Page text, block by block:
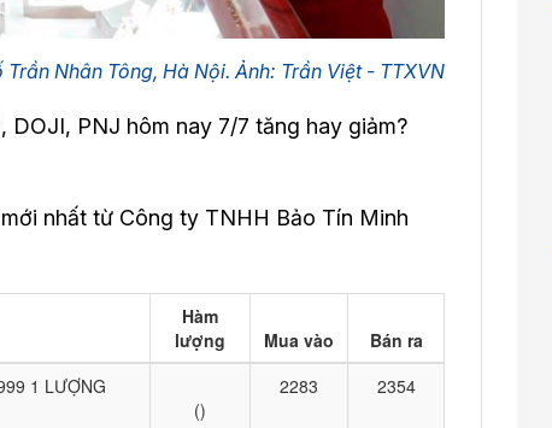
Nhân Tông, Hà Nội. Ảnh: Trần Việt - TTXVN
DOJI, PNJ hôm nay 7/7 tăng hay giảm?
nhất từ Công ty TNHH Bảo Tín Minh